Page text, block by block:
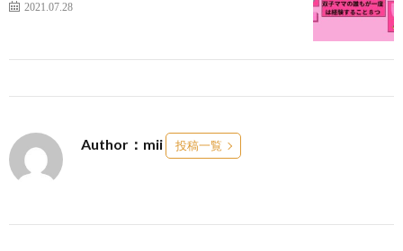
2021.07.28
Author：mii 投稿一覧